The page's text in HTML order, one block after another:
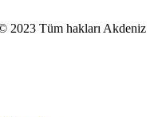
2023 Tüm hakları Akdeniz